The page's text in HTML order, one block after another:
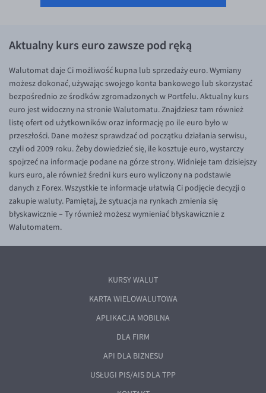
Aktualny kurs euro zawsze pod ręką
Walutomat daje Ci możliwość kupna lub sprzedaży euro. Wymiany
możesz dokonać, używając swojego konta bankowego lub skorzystać
bezpośrednio ze środków zgromadzonych w Portfelu. Aktualny kurs
euro jest widoczny na stronie Walutomatu. Znajdziesz tam również
listę ofert od użytkowników oraz informację po ile euro było w
przeszłości. Dane możesz sprawdzać od początku działania serwisu,
czyli od 2009 roku. Żeby dowiedzieć się, ile kosztuje euro, wystarczy
spojrzeć na informacje podane na górze strony. Widnieje tam dzisiejszy
kurs euro, ale również średni kurs euro wyliczony na podstawie
danych z Forex. Wszystkie te informacje ułatwią Ci podjęcie decyzji o
zakupie waluty. Pamiętaj, że sytuacja na rynkach zmienia się
błyskawicznie – Ty również możesz wymieniać błyskawicznie z
Walutomatem.
KURSY WALUT
KARTA WIELOWALUTOWA
APLIKACJA MOBILNA
DLA FIRM
API DLA BIZNESU
USŁUGI PIS/AIS DLA TPP